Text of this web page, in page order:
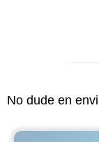
No dude en